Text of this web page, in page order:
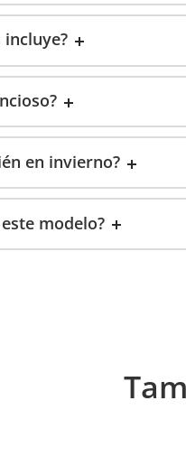
incluye?
en invierno?
modelo?